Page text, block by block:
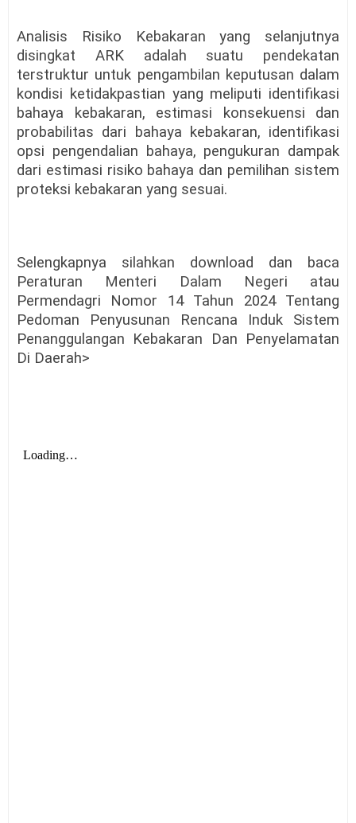
Analisis Risiko Kebakaran yang selanjutnya
disingkat ARK adalah suatu pendekatan
terstruktur untuk pengambilan keputusan dalam
kondisi ketidakpastian yang meliputi identifikasi
bahaya kebakaran, estimasi konsekuensi dan
probabilitas dari bahaya kebakaran, identifikasi
opsi pengendalian bahaya, pengukuran dampak
dari estimasi risiko bahaya dan pemilihan sistem
proteksi kebakaran yang sesuai.
Selengkapnya silahkan download dan baca
Peraturan Menteri Dalam Negeri atau
Permendagri Nomor 14 Tahun 2024 Tentang
Pedoman Penyusunan Rencana Induk Sistem
Penanggulangan Kebakaran Dan Penyelamatan
Di Daerah>